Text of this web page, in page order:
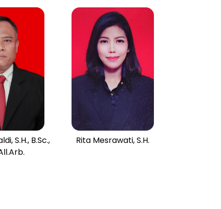
S.H., B.Sc.,
Rita Mesrawati, S.H.